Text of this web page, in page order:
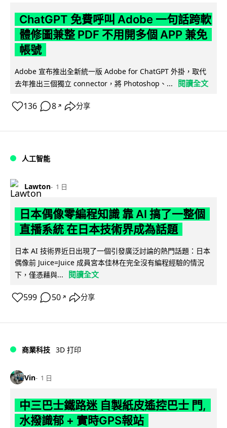
ChatGPT 免費呼叫 Adobe 一句話跨軟
體修圖兼整 PDF 不用開多個 APP 兼免
帳號
Adobe 宣布推出全新統一版 Adobe for ChatGPT 外掛，取代
去年推出三個獨立 connector，將 Photoshop、...
閱讀全文
136 8 ↗ 分享
人工智能
Lawton 1 日
日本偶像零編程知識 靠 AI 搞了一整個
直播系統 在日本技術界成為話題
日本 AI 技術界近日出現了一個引發廣泛討論的熱門話題：日本
偶像前 Juice=Juice 成員宮本佳林在完全沒有編程經驗的情況
下，僅憑藉與...
閱讀全文
599 50 ↗ 分享
商業科技 3D 打印
Vin 1 日
中三巴士鐵路迷 自製紙皮遙控巴士 門,
水撥識郁 + 實時GPS報站